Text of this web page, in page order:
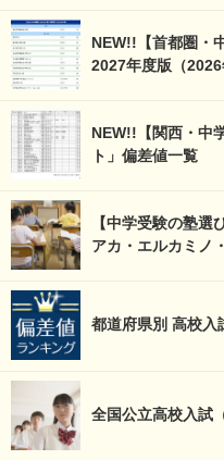
NEW!!【首都圏・
2027年度版（2026
NEW!!【関西・中
ト」偏差値一覧
【中学受験の塾
アカ・エルカミノ
都道府県別 高校入
全国公立高校入試